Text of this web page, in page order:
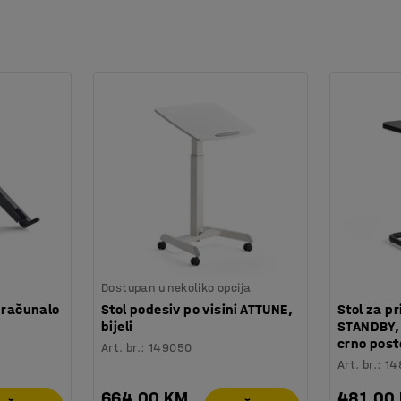
je izdržljivom tkaninom prema
na više načina za potpuno
Dostupan u nekoliko opcija
Stol podesiv po visini ATTUNE,
bijeli
Art. br.:149050
Stol za
crno
Art. br.: